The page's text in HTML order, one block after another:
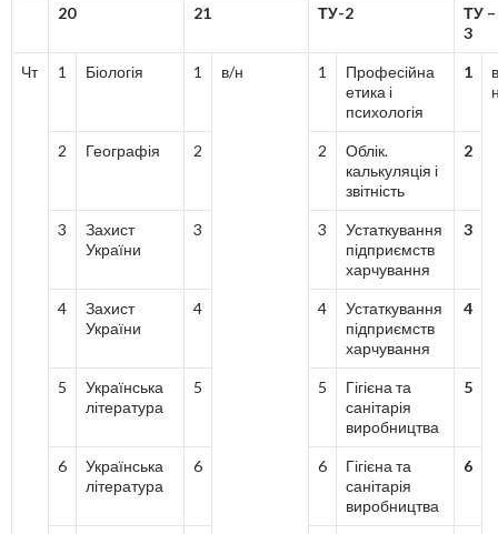
20 21 ТУ-2
ТУ –
3
Чт 1 Біологія 1 в/н 1
Професійна
етика і
психологія
1
2 Географія 2 2
Облік.
калькуляція і
звітність
2
3
Захист
України
3 3
Устаткування
підприємств
харчування
3
4
Захист
України
4 4
Устаткування
підприємств
харчування
4
5
Українська
література
5 5
Гігієна та
санітарія
виробництва
5
6
Українська
література
6 6
Гігієна та
санітарія
виробництва
6